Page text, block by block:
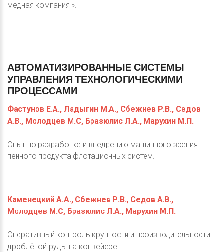
медная компания ».
АВТОМАТИЗИРОВАННЫЕСИСТЕМЫ
УПРАВЛЕНИЯ ТЕХНОЛОГИЧЕСКИМИ
ПРОЦЕССАМИ
Фастунов Е.А., Ладыгин М.А., Сбежнев Р.В., Седов
А.В., Молодцев М.С, Бразюлис Л.А., Марухин М.П.
Опыт по разработке и внедрению машинного зрения
пенного продукта флотационных систем.
Каменецкий А.А., Сбежнев Р.В., Седов А.В.,
Молодцев М.С, Бразюлис Л.А., Марухин М.П.
Оперативный контроль крупности и производительности
дроблёной руды на конвейере.